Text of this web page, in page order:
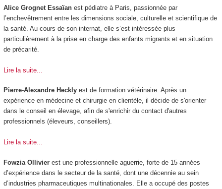
Alice Grognet Essaïanest pédiatre à Paris, passionnée par
l’enchevêtrement entre les dimensions sociale, culturelle et scientifique de
la santé. Au cours de son internat, elle s’est intéressée plus
particulièrement à la prise en charge des enfants migrants et en situation
de précarité.
Lire la suite...
Pierre-Alexandre Hecklyest de formation vétérinaire. Après un
expérience en médecine et chirurgie en clientèle, il décide de s'orienter
dans le conseil en élevage, afin de s'enrichir du contact d'autres
professionnels (éleveurs, conseillers).
Lire la suite...
Fowzia Ollivierest une professionnelle aguerrie, forte de 15 années
d’expérience dans le secteur de la santé, dont une décennie au sein
d’industries pharmaceutiques multinationales. Elle a occupé des postes